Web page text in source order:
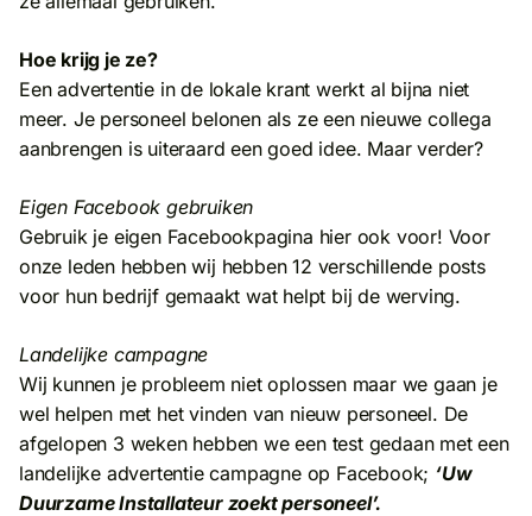
Hoe krijg je ze?
Een advertentie in de lokale krant werkt al bijna niet
meer. Je personeel belonen als ze een nieuwe collega
aanbrengen is uiteraard een goed idee. Maar verder?
Eigen Facebook gebruiken
Gebruik je eigen Facebookpagina hier ook voor! Voor
onze leden hebben wij hebben 12 verschillende posts
voor hun bedrijf gemaakt wat helpt bij de werving.
Landelijke campagne
Wij kunnen je probleem niet oplossen maar we gaan je
wel helpen met het vinden van nieuw personeel. De
afgelopen 3 weken hebben we een test gedaan met een
landelijke advertentie campagne op Facebook; ‘Uw
Duurzame Installateur zoekt personeel’.